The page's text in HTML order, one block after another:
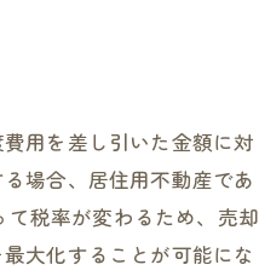
用を差し引いた金額に対
場合、居住用不動産であ
税率が変わるため、売却
大化することが可能にな